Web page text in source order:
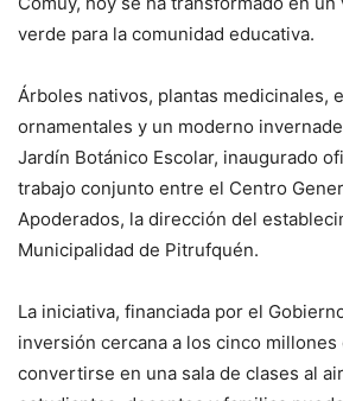
verde para la comunidad educativa.
Árboles nativos, plantas medicinales,
ornamentales y un moderno
Jardín Botánico Escolar, inaugurado
trabajo conjunto entre el Centro
Apoderados, la dirección del
Municipalidad de Pitrufquén.
La iniciativa, financiada por el
inversión cercana a los cinco millones
convertirse en una sala de clases al